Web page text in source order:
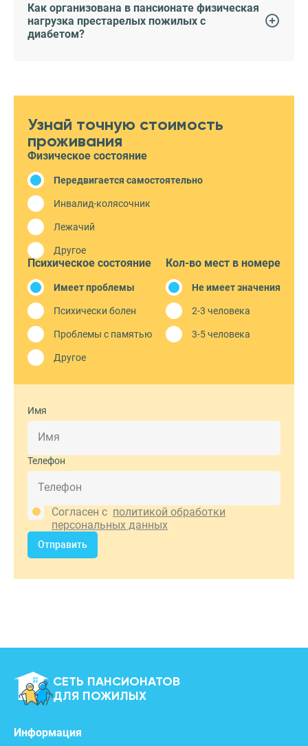
Как организована в пансионате физическая
нагрузка престарелых пожилых с
диабетом?
Узнай точную стоимость
проживания
Физическое состояние
Передвигается самостоятельно
Инвалид-колясочник
Лежачий
Другое
Психическое состояние
Имеет проблемы
Психически болен
Проблемы с памятью
Другое
Кол-во мест в номере
Не имеет значения
2-3 человека
3-5 человека
Имя
Телефон
Согласен с политикой обработки
персональных данных
Отправить
СЕТЬ ПАНСИОНАТОВ
ДЛЯ ПОЖИЛЫХ
Информация